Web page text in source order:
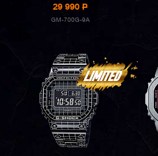
29 990P
GM-700G-9A